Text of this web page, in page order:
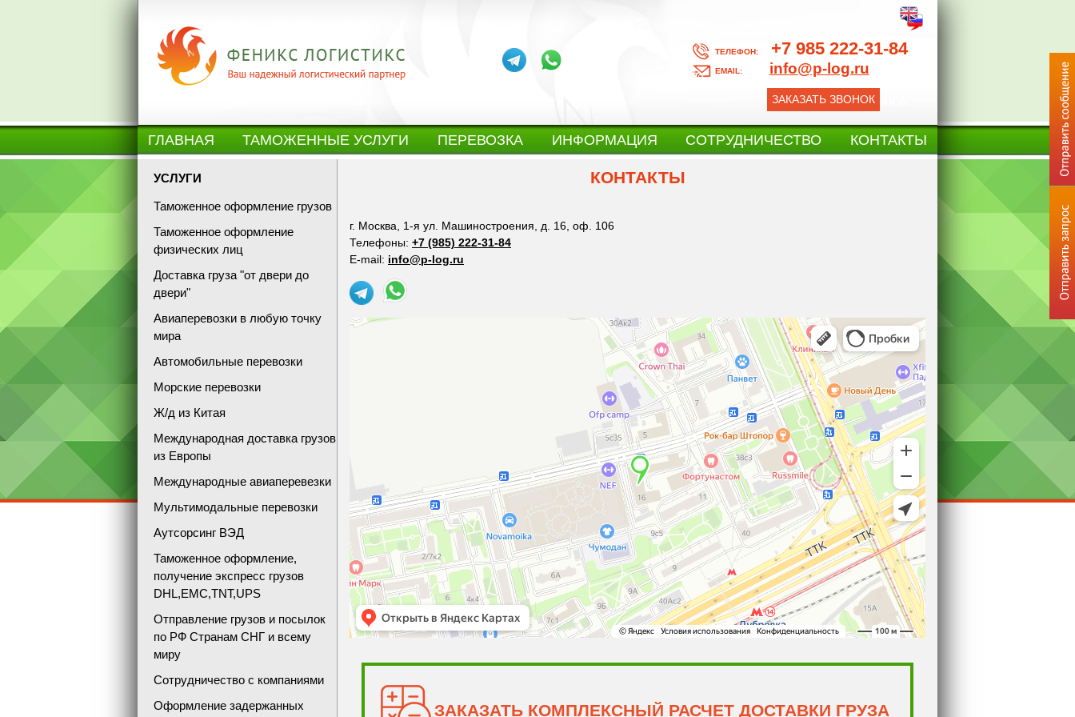
ТЕЛЕФОН: +7 985 222-31-84
EMAIL: info@p-log.ru
ЗАКАЗАТЬ ЗВОНОК
ГЛАВНАЯ ТАМОЖЕННЫЕ УСЛУГИ ПЕРЕВОЗКА ИНФОРМАЦИЯ СОТРУДНИЧЕСТВО КОНТАКТЫ
УСЛУГИ
Таможенное оформление грузов
Таможенное оформление
физических лиц
Доставка груза "от двери до
двери"
Авиаперевозки в любую точку
мира
Автомобильные перевозки
Морские перевозки
Ж/д из Китая
Международная доставка грузов
из Европы
Международные авиаперевезки
Мультимодальные перевозки
Аутсорсинг ВЭД
Таможенное оформление,
получение экспресс грузов
DHL,EMC,TNT,UPS
Отправление грузов и посылок
по РФ Странам СНГ и всему
миру
Сотрудничество с компаниями
Оформление задержанных
КОНТАКТЫ
г. Москва, 1-я ул. Машиностроения, д. 16, оф. 106
Телефоны: +7 (985) 222-31-84
E-mail: info@p-log.ru
ЗАКАЗАТЬ КОМПЛЕКСНЫЙ РАСЧЕТ ДОСТАВКИ ГРУЗА